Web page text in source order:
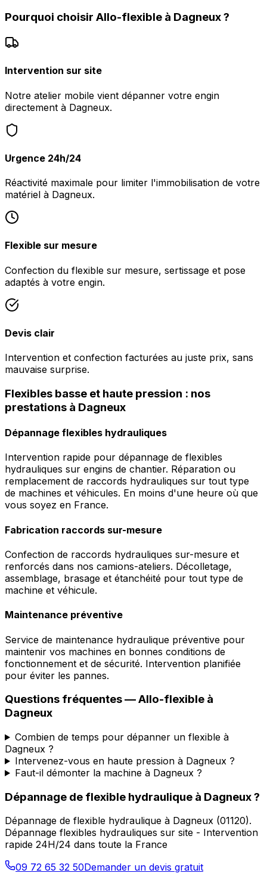
Pourquoi choisir Allo-flexible à Dagneux?
Intervention sur site
Notre atelier mobile vient dépanner votre engin
directement à Dagneux.
Urgence 24h/24
Réactivité maximale pour limiter l'immobilisation de votre
matériel à Dagneux.
Flexible sur mesure
Confection du flexible sur mesure, sertissage et pose
adaptés à votre engin.
Devis clair
Intervention et confection facturées au juste prix, sans
mauvaise surprise.
Flexibles basse et haute pression : nos
prestations à Dagneux
Dépannage flexibles hydrauliques
Intervention rapide pour dépannage de flexibles
hydrauliques sur engins de chantier. Réparation ou
remplacement de raccords hydrauliques sur tout type
de machines et véhicules. En moins d'une heure où que
vous soyez en France.
Fabrication raccords sur-mesure
Confection de raccords hydrauliques sur-mesure et
renforcés dans nos camions-ateliers. Décolletage,
assemblage, brasage et étanchéité pour tout type de
machine et véhicule.
Maintenance préventive
Service de maintenance hydraulique préventive pour
maintenir vos machines en bonnes conditions de
fonctionnement et de sécurité. Intervention planifiée
pour éviter les pannes.
Questions fréquentes —Allo-flexible à
Dagneux
Combien de temps pour dépanner un flexible à
Dagneux ?
Intervenez-vous en haute pression à Dagneux ?
Faut-il démonter la machine à Dagneux ?
Dépannage de flexible hydraulique à Dagneux?
Dépannage de flexible hydraulique à Dagneux (01120).
Dépannage flexibles hydrauliques sur site - Intervention
rapide 24H/24 dans toute la France
09 72 65 32 50Demander un devis gratuit